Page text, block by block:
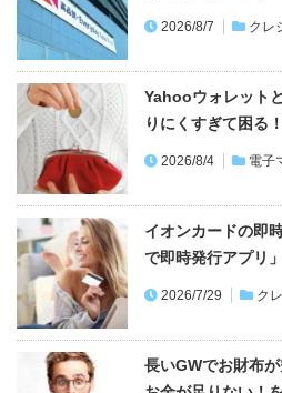
2026/8/7 クレ
Yahooウォレット
りにくすぎて困る
2026/8/4 電子
イオンカードの即
で即時発行アプリ
2026/7/29 ク
長いGWでお財布